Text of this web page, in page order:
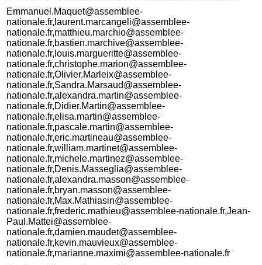
Emmanuel.Maquet@assemblee-
nationale.fr,laurent.marcangeli@assemblee-
nationale.fr,matthieu.marchio@assemblee-
nationale.fr,bastien.marchive@assemblee-
nationale.fr,louis.margueritte@assemblee-
nationale.fr,christophe.marion@assemblee-
nationale.fr,Olivier.Marleix@assemblee-
nationale.fr,Sandra.Marsaud@assemblee-
nationale.fr,alexandra.martin@assemblee-
nationale.fr,Didier.Martin@assemblee-
nationale.fr,elisa.martin@assemblee-
nationale.fr,pascale.martin@assemblee-
nationale.fr,eric.martineau@assemblee-
nationale.fr,william.martinet@assemblee-
nationale.fr,michele.martinez@assemblee-
nationale.fr,Denis.Masseglia@assemblee-
nationale.fr,alexandra.masson@assemblee-
nationale.fr,bryan.masson@assemblee-
nationale.fr,Max.Mathiasin@assemblee-
nationale.fr,frederic.mathieu@assemblee-nationale.fr,Jean-
Paul.Mattei@assemblee-
nationale.fr,damien.maudet@assemblee-
nationale.fr,kevin.mauvieux@assemblee-
nationale.fr,marianne.maximi@assemblee-nationale.fr